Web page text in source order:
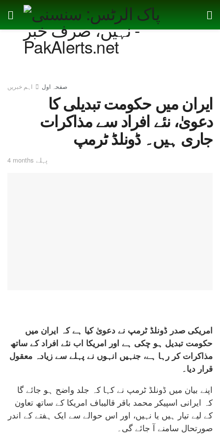
صفحہ اول اہم خبریں
ایران میں حکومت تبدیلی کا
دعویٰ، نئے افراد سے مذاکرات
جاری ہیں۔ ڈونلڈ ٹرمپ
4 months پہلے
امریکی صدر ڈونلڈ ٹرمپ نے دعویٰ کیا ہے کہ ایران میں
حکومت تبدیل ہو چکی ہے اور امریکا اب نئے افراد کے ساتھ
مذاکرات کر رہا ہے، جنہیں انہوں نے پہلے سے زیادہ معقول
قرار دیا۔
اپنے بیان میں ڈونلڈ ٹرمپ نے کہا کہ جلد واضح ہو جائے گا
کہ ایرانی اسپیکر محمد باقر قالیباف امریکا کے ساتھ تعاون
کے لیے تیار ہیں یا نہیں، اور اس حوالے سے ایک ہفتے کے اندر
صورتحال سامنے آ جائے گی۔